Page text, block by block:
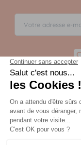
Paiement
Paiement 100%